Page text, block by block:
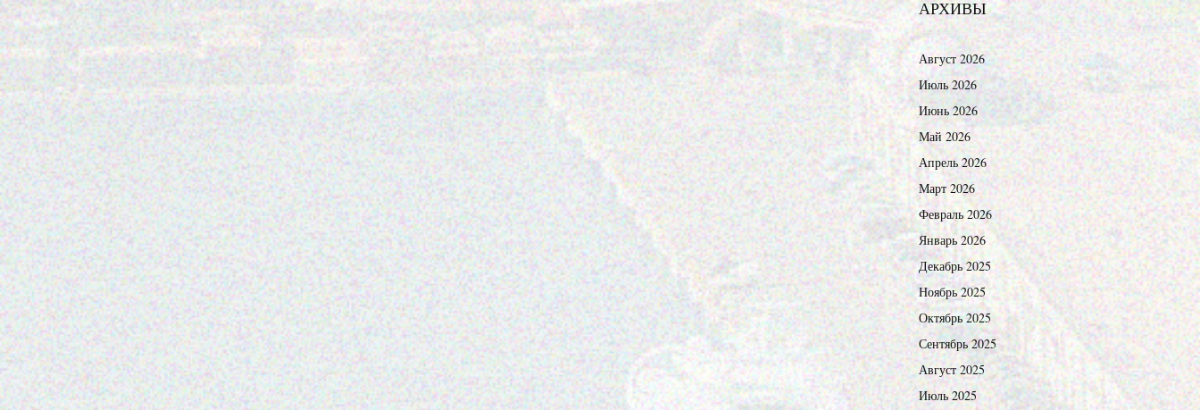
АРХИВЫ
Август 2026
Июль 2026
Июнь 2026
Май 2026
Апрель 2026
Март 2026
Февраль 2026
Январь 2026
Декабрь 2025
Ноябрь 2025
Октябрь 2025
Сентябрь 2025
Август 2025
Июль 2025